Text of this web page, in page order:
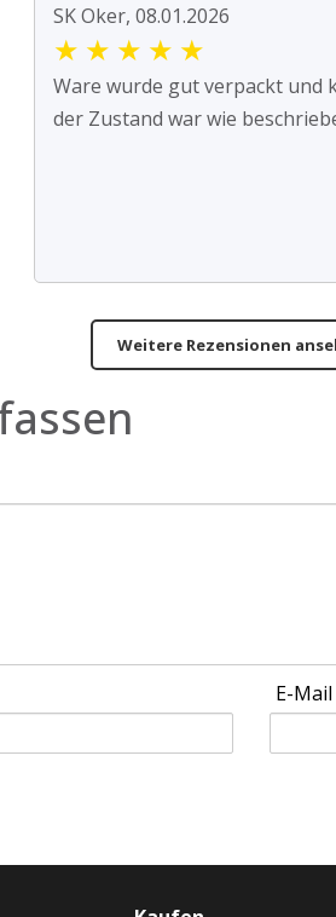
SK Oker, 08.01.2026
★ ★ ★ ★ ★
Ware wurde gut verpackt und
der Zustand war wie
Weitere Rezensionen
E-Mail